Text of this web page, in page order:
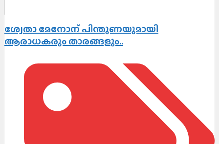
ശ്വേതാ മേനോന് പിന്തുണയുമായി
ആരാധകരും താരങ്ങളും..